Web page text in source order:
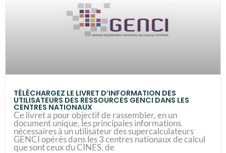
TÉLÉCHARGEZ LE LIVRET D’INFORMATION DES
UTILISATEURS DES RESSOURCES GENCI DANS LES
CENTRES NATIONAUX
Ce livret a pour objectif de rassembler, en un
document unique, les principales informations
nécessaires à un utilisateur des supercalculateurs
GENCI opérés dans les 3 centres nationaux de calcul
que sont ceux du CINES, de